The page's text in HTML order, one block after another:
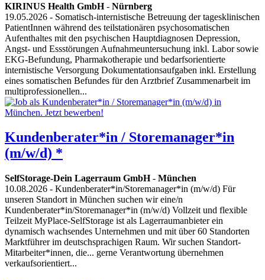
KIRINUS Health GmbH- Nürnberg
19.05.2026 - Somatisch-internistische Betreuung der tagesklinischen
PatientInnen während des teilstationären psychosomatischen
Aufenthaltes mit den psychischen Hauptdiagnosen Depression,
Angst- und Essstörungen Aufnahmeuntersuchung inkl. Labor sowie
EKG-Befundung, Pharmakotherapie und bedarfsorientierte
internistische Versorgung Dokumentationsaufgaben inkl. Erstellung
eines somatischen Befundes für den Arztbrief Zusammenarbeit im
multiprofessionellen...
Kundenberater*in / Storemanager*in
(m/w/d) *
SelfStorage-Dein Lagerraum GmbH- München
10.08.2026 - Kundenberater*in/Storemanager*in (m/w/d) Für
unseren Standort in München suchen wir eine/n
Kundenberater*in/Storemanager*in (m/w/d) Vollzeit und flexible
Teilzeit MyPlace-SelfStorage ist als Lagerraumanbieter ein
dynamisch wachsendes Unternehmen und mit über 60 Standorten
Marktführer im deutschsprachigen Raum. Wir suchen Standort-
Mitarbeiter*innen, die... gerne Verantwortung übernehmen
verkaufsorientiert...